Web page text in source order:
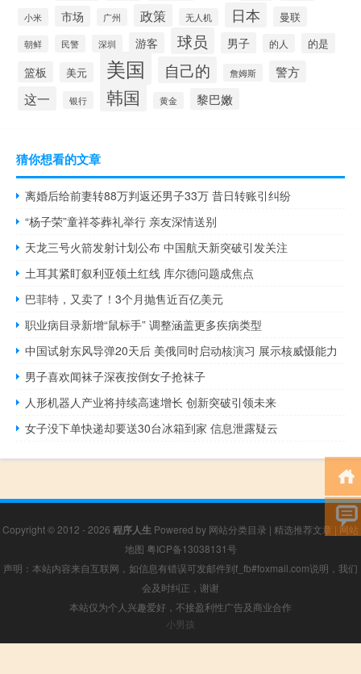
小米 市场 广州 政策 无人机 日本 曼联
朝鲜 民警 深圳 游客 球员 男子 的人 的是
篮板 美元 美国 自己的 詹姆斯 警方
这一 银行 韩国 黄金 黎巴嫩
猜你想看的文章
离婚后给前妻转88万判返还男子33万 昔日转账引纠纷
“杨子荣”童祥苓葬礼举行 亲友深情送别
天龙三号火箭发射计划公布 中国航天新突破引发关注
土耳其紧盯叙利亚领土红线 库尔德问题成焦点
巴菲特，又卖了！3个月抛售近百亿美元
职业病目录新增“鼠标手” 调整涵盖更多疾病类型
中国试射东风导弹20天后 美俄同时启动核演习 展示核威慑能力
男子喜欢闻袜子深夜按倒女子抢袜子
人形机器人产业将持续高速增长 创新突破引领未来
女子没下单快递却要送30台冰箱到家 信息泄露疑云
Copyright © 2012 - 2026 程序人生 Powered by 网站分类目录 | 精选推荐文章 | 网站
地图 粤ICP备13038131号
声明：本站内容来自互联网，如信息有错误可发邮件到f_fb#foxmail.com说明，我们
会及时纠正，谢谢
本站仅为个人兴趣爱好，不接盈利性广告及商业合作
小男孩